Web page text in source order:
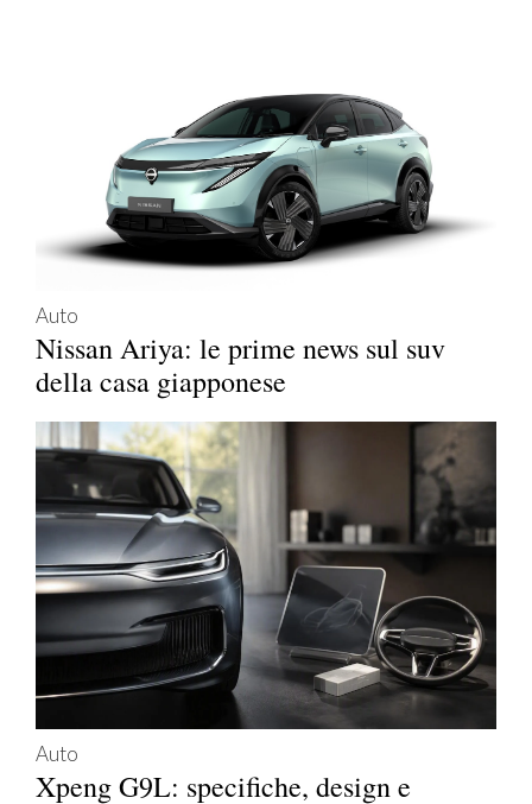
Auto
Nissan Ariya: le prime news sul suv
della casa giapponese
Auto
Xpeng G9L: specifiche, design e